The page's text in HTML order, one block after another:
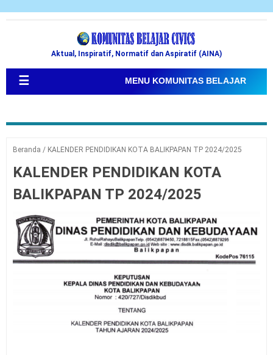
Aktual, Inspiratif, Normatif dan Aspiratif (AINA)
☰ MENU KOMUNITAS BELAJAR
Beranda / KALENDER PENDIDIKAN KOTA BALIKPAPAN TP 2024/2025
KALENDER PENDIDIKAN KOTA
BALIKPAPAN TP 2024/2025